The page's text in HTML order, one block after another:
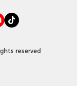
reserved